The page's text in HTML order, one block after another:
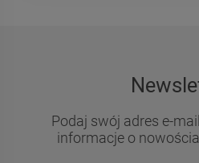
Podaj swój adres e-
informacje o